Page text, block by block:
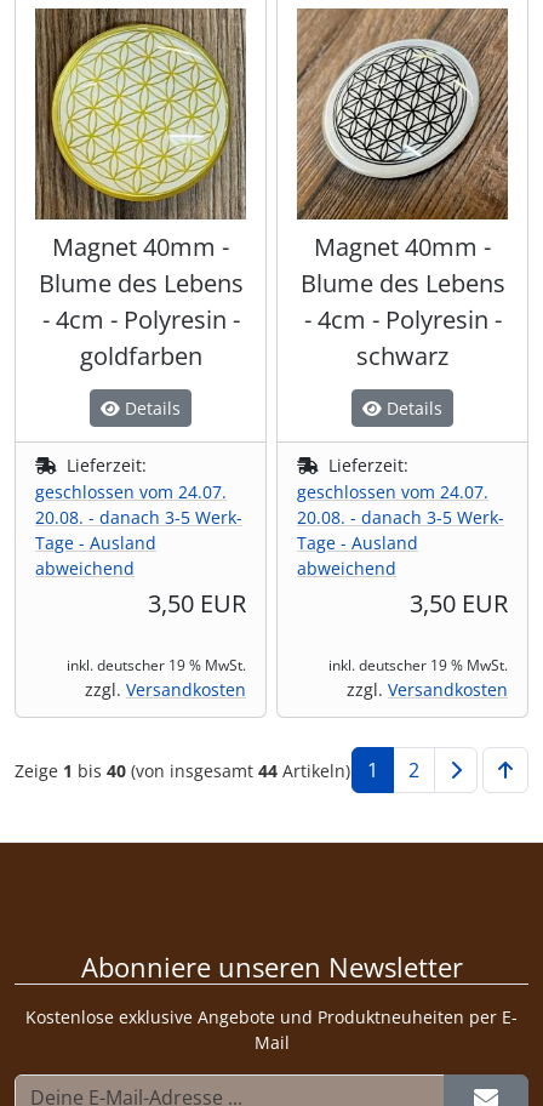
Magnet 40mm -
Blume des Lebens
- 4cm - Polyresin -
goldfarben
Details
Lieferzeit:
geschlossen vom 24.07.
20.08. - danach 3-5 Werk-
Tage - Ausland
abweichend
3,50 EUR
inkl. deutscher 19 % MwSt.
zzgl. Versandkosten
Magnet 40mm -
Blume des Lebens
- 4cm - Polyresin -
schwarz
Details
Lieferzeit:
geschlossen vom 24.07.
20.08. - danach 3-5 Werk-
Tage - Ausland
abweichend
3,50 EUR
inkl. deutscher 19 % MwSt.
zzgl. Versandkosten
Zeige 1 bis40 (von insgesamt44 Artikeln) 1 2
Abonniere unseren Newsletter
Kostenlose exklusive Angebote und Produktneuheiten per E-
Mail